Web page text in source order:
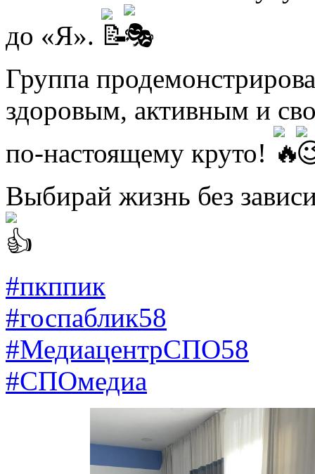
до «Я».
Группа
здоровым, активным и
по-настоящему круто!
Выбирай жизнь без
#пкппик
#госпаблик58
#МедиацентрСПО58
#СПОмедиа